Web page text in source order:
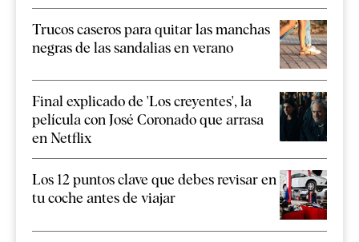
Trucos caseros para quitar las manchas
negras de las sandalias en verano
Final explicado de 'Los creyentes', la
película con José Coronado que arrasa
en Netflix
Los 12 puntos clave que debes revisar en
tu coche antes de viajar